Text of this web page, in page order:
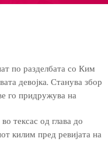
по разделбата со Ким
девојка. Станува збор
го придружува на
тексас од глава до
килим пред ревијата на